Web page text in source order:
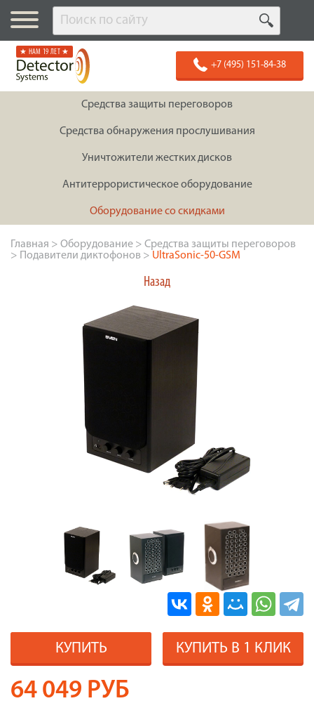
★ НАМ 19 ЛЕТ ★
+7 (495) 151-84-38
Средства защиты переговоров
Средства обнаружения прослушивания
Уничтожители жестких дисков
Антитеррористическое оборудование
Оборудование со скидками
Главная > Оборудование > Средства защиты переговоров
> Подавители диктофонов > UltraSonic-50-GSM
Назад
КУПИТЬ КУПИТЬ В 1 КЛИК
64 049 РУБ